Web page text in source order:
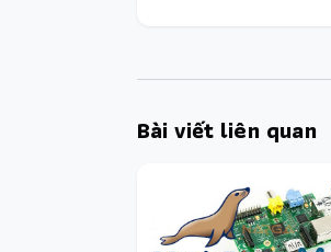
Bài viết liên quan